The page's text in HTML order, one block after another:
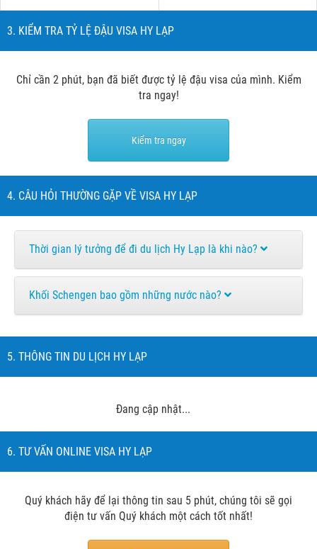
3. KIỂM TRA TỶ LỆ ĐẬU VISA HY LẠP
Chỉ cần 2 phút, bạn đã biết được tỷ lệ đậu visa của mình. Kiểm
tra ngay!
Kiểm tra ngay
4. CÂU HỎI THƯỜNG GẶP VỀ VISA HY LẠP
Thời gian lý tưởng để đi du lịch Hy Lạp là khi nào?
Khối Schengen bao gồm những nước nào?
5. THÔNG TIN DU LỊCH HY LẠP
Đang cập nhật...
6. TƯ VẤN ONLINE VISA HY LẠP
Quý khách hãy để lại thông tin sau 5 phút, chúng tôi sẽ gọi
điện tư vấn Quý khách một cách tốt nhất!